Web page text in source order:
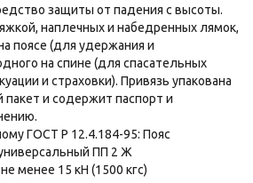
защиты от падения с высоты.
наплечных и набедренных лямок,
поясе (для удержания и
на спине (для спасательных
и страховки). Привязь упакована
и содержит паспорт и
ГОСТ Р 12.4.184-95: Пояс
ПП 2 Ж
менее 15 кН (1500 кгс)